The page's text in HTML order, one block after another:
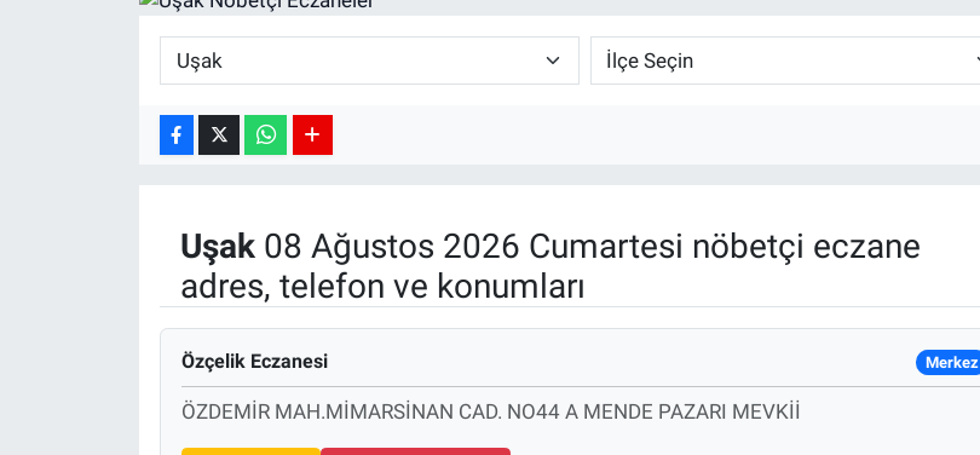
Uşak08 Ağustos 2026 Cumartesi nöbetçi eczane
adres, telefon ve konumları
Özçelik Eczanesi Merkez
ÖZDEMİR MAH.MİMARSİNAN CAD. NO44 A MENDE PAZARI MEVKİİ